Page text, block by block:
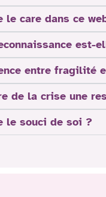
le care dans ce
est-
entre fragilité
de la crise une
le souci de soi ?